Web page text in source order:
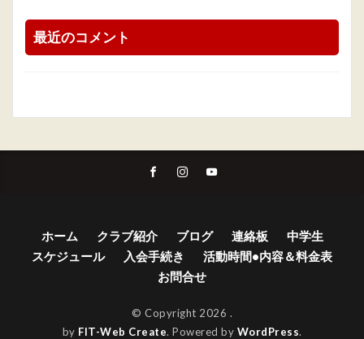
最近のコメント
ホーム クラブ紹介 ブログ 連絡板
中学生
スケジュール
入会手続き
活動時間•内容＆料金表
お問合せ
© Copyright 2026 .
by FIT-Web Create. Powered by WordPress.